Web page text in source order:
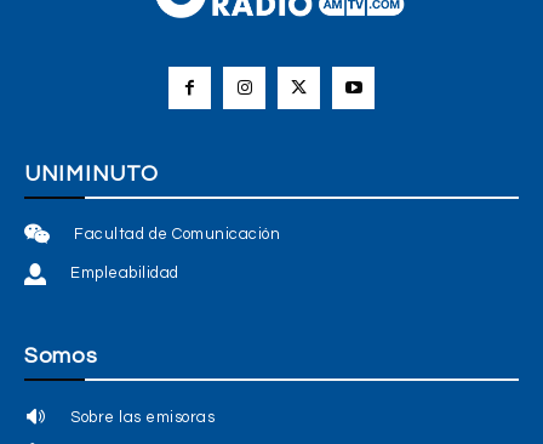
UNIMINUTO
Facultad de Comunicación
Empleabilidad
Somos
Sobre las emisoras